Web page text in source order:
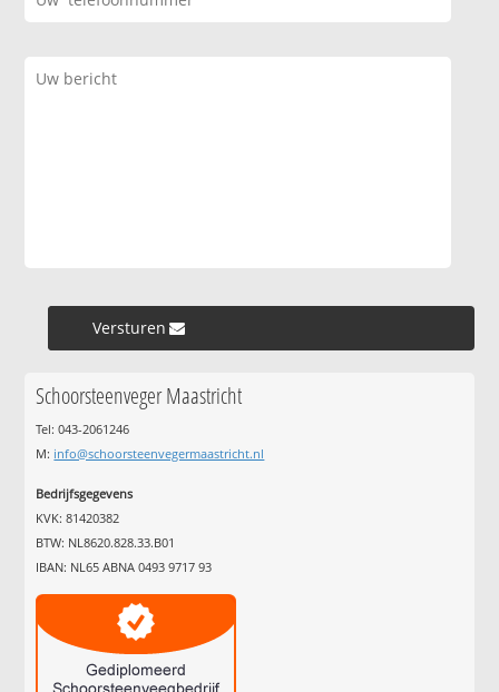
Versturen »
Schoorsteenveger Maastricht
Tel: 043-2061246
M: info@schoorsteenvegermaastricht.nl
Bedrijfsgegevens
KVK: 81420382
BTW: NL8620.828.33.B01
IBAN: NL65 ABNA 0493 9717 93